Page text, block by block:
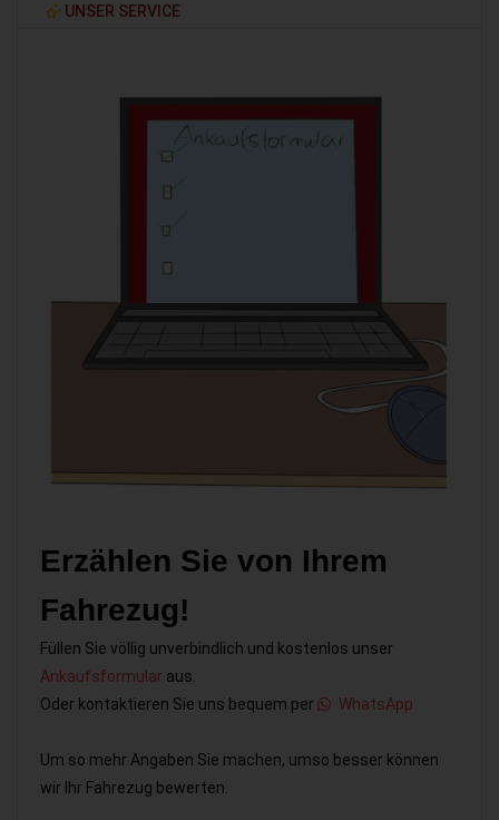
UNSER SERVICE
Erzählen Sie von Ihrem
Fahrezug!
Füllen Sie völlig unverbindlich und kostenlos unser
Ankaufsformular aus.
Oder kontaktieren Sie uns bequem per
WhatsApp
Um so mehr Angaben Sie machen, umso besser können
wir Ihr Fahrezug bewerten.